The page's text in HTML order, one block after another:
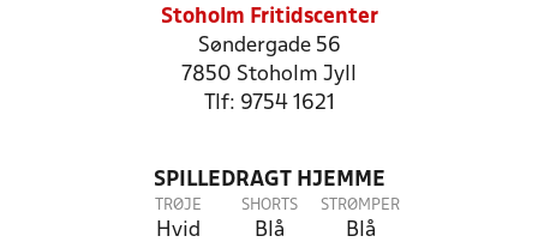
Stoholm Fritidscenter
Søndergade 56
7850 Stoholm Jyll
Tlf: 9754 1621
SPILLEDRAGT HJEMME
TRØJE
Hvid
SHORTS
Blå
STRØMPER
Blå